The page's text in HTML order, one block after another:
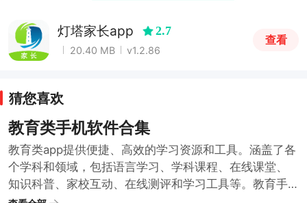
灯塔家长app 2.7
20.40 MB v1.2.86
查看
猜您喜欢
教育类手机软件合集
教育类app提供便捷、高效的学习资源和工具。涵盖了各
个学科和领域，包括语言学习、学科课程、在线课堂、
知识科普、家校互动、在线测评和学习工具等。教育手